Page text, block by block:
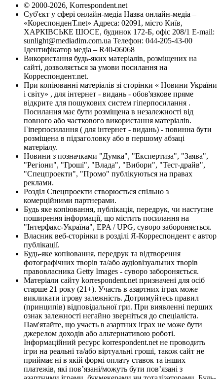
© 2000-2026, Korrespondent.net
Суб'єкт у сфері онлайн-медіа Назва онлайн-медіа –
«КореспонденТ.net» Адреса: 02091, місто Київ,
ХАРКІВСЬКЕ ШОСЕ, будинок 172-Б, офіс 208/1 E-mail:
sunlight@mediadim.com.ua Телефон: 044-205-43-00
Ідентифікатор медіа – R40-06068
Використання будь-яких матеріалів, розміщених на
сайті, дозволяється за умови посилання на
Корреспондент.net.
При копіюванні матеріалів зі сторінки « Новини України
і світу» , для інтернет - видань - обов'язкове пряме
відкрите для пошукових систем гіперпосилання .
Посилання має бути розміщена в незалежності від
повного або часткового використання матеріалів.
Гіперпосилання ( для інтернет - видань) - повинна бути
розміщена в підзаголовку або в першому абзаці
матеріалу.
Новини з позначками "Думка", "Експертиза", "Заява",
"Регіони", "Гроші", "Влада", "Вибори", "Тест-драйв",
"Спецпроекти", "Промо" публікуються на правах
реклами.
Розділ Спецпроекти створюється спільно з
комерційними партнерами.
Будь яке копіювання, публікація, передрук, чи наступне
поширення інформації, що містить посилання на
"Інтерфакс-Україна", EPA / UPG, суворо забороняється.
Власник веб-сторінки в розділі Я-Корреспондент є автор
публікації.
Будь-яке копіювання, передрук та відтворення
фотографічних творів та/або аудіовізуальних творів
правовласника Getty Images - суворо забороняється.
Матеріали сайту korrespondent.net призначені для осіб
старше 21 року (21+). Участь в азартних іграх може
викликати ігрову залежність. Дотримуйтесь правил
(принципів) відповідальної гри. При виявленні перших
ознак залежності негайно зверніться до спеціаліста.
Пам'ятайте, що участь в азартних іграх не може бути
джерелом доходів або альтернативою роботі.
Інформаційний ресурс korrespondent.net не проводить
ігри на реальні та/або віртуальні гроші, також сайт не
приймає ні в якій формі оплату ставок та інших
платежів, які пов’язані/можуть бути пов’язані з